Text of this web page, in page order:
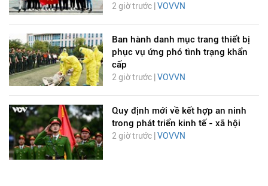
2 giờ trước | VOVVN
Ban hành danh mục trang thiết bị
phục vụ ứng phó tình trạng khẩn
cấp
2 giờ trước | VOVVN
Quy định mới về kết hợp an ninh
trong phát triển kinh tế - xã hội
2 giờ trước | VOVVN